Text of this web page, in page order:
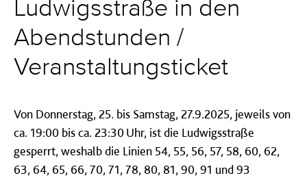
Ludwigsstraße in den
Abendstunden /
Veranstaltungsticket
Von Donnerstag, 25. bis Samstag, 27.9.2025, jeweils von
ca. 19:00 bis ca. 23:30 Uhr, ist die Ludwigsstraße
gesperrt, weshalb die Linien 54, 55, 56, 57, 58, 60, 62,
63, 64, 65, 66, 70, 71, 78, 80, 81, 90, 91 und 93